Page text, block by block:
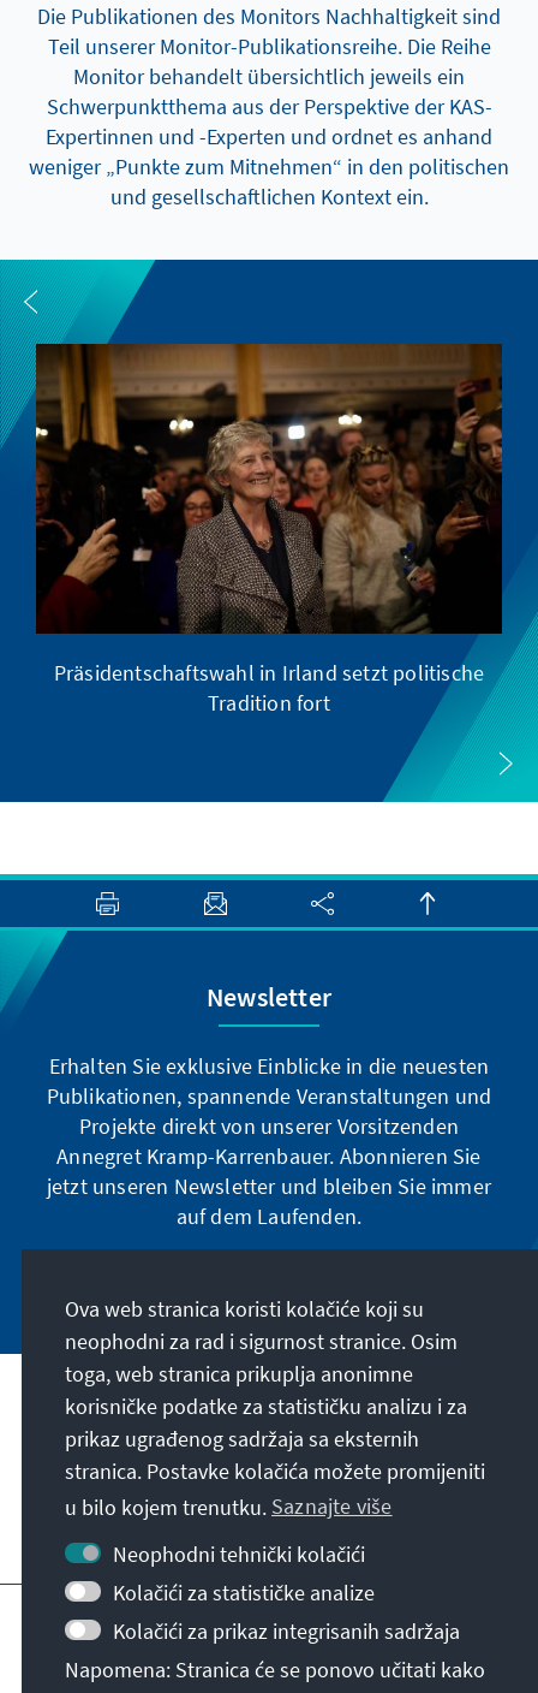
Die Publikationen des Monitors Nachhaltigkeit sind
Teil unserer Monitor-Publikationsreihe. Die Reihe
Monitor behandelt übersichtlich jeweils ein
Schwerpunktthema aus der Perspektive der KAS-
Expertinnen und -Experten und ordnet es anhand
weniger „Punkte zum Mitnehmen“ in den politischen
und gesellschaftlichen Kontext ein.
Präsidentschaftswahl in Irland setzt politische
Tradition fort
Newsletter
Erhalten Sie exklusive Einblicke in die neuesten
Publikationen, spannende Veranstaltungen und
Projekte direkt von unserer Vorsitzenden
Annegret Kramp-Karrenbauer. Abonnieren Sie
jetzt unseren Newsletter und bleiben Sie immer
auf dem Laufenden.
Naša misija
Kontakt
Dodatne ponude fondacije
Impresum
Erklärung zur Barrierefreiheit
Barriere melden
Sitemap
Ova web stranica koristi kolačiće koji su
neophodni za rad i sigurnost stranice. Osim
toga, web stranica prikuplja anonimne
korisničke podatke za statističku analizu i za
prikaz ugrađenog sadržaja sa eksternih
stranica. Postavke kolačića možete promijeniti
u bilo kojem trenutku. Saznajte više
Neophodni tehnički kolačići
Kolačići za statističke analize
Kolačići za prikaz integrisanih sadržaja
Napomena: Stranica će se ponovo učitati kako